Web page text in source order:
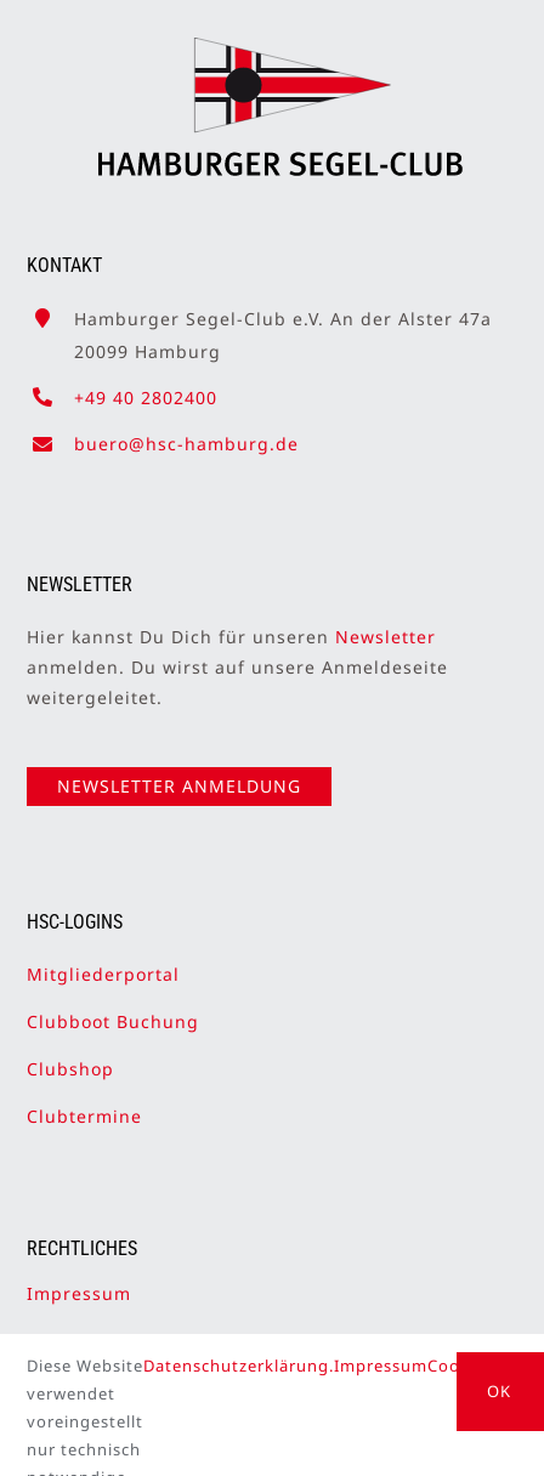
KONTAKT
Hamburger Segel-Club e.V. An der Alster 47a
20099 Hamburg
+49 40 2802400
buero@hsc-hamburg.de
NEWSLETTER
Hier kannst Du Dich für unseren Newsletter
anmelden. Du wirst auf unsere Anmeldeseite
weitergeleitet.
NEWSLETTER ANMELDUNG
HSC-LOGINS
Mitgliederportal
Clubboot Buchung
Clubshop
Clubtermine
RECHTLICHES
Impressum
Cookie-Einstellungen
Diese Website
verwendet
voreingestellt
nur technisch
Datenschutzerklärung.ImpressumCookie
OK